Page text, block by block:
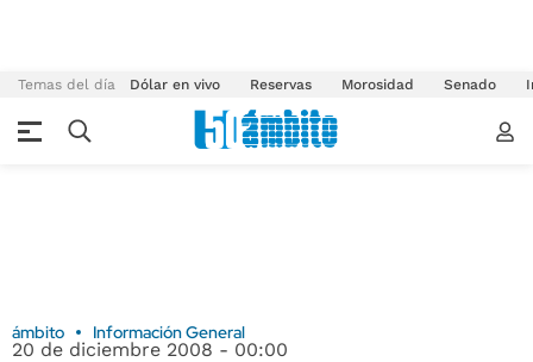
Temas del día Dólar en vivo Reservas Morosidad Senado
ámbito Información General
20 de diciembre 2008 - 00:00